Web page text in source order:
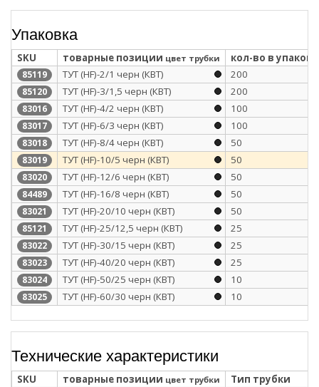
Упаковка
SKU товарные позиции цвет трубки кол-во в
85119 ТУТ (HF)-2/1 черн (КВТ) 200
85120 ТУТ (HF)-3/1,5 черн (КВТ) 200
83016 ТУТ (HF)-4/2 черн (КВТ) 100
83017 ТУТ (HF)-6/3 черн (КВТ) 100
83018 ТУТ (HF)-8/4 черн (КВТ) 50
83019 ТУТ (HF)-10/5 черн (КВТ) 50
83020 ТУТ (HF)-12/6 черн (КВТ) 50
84489 ТУТ (HF)-16/8 черн (КВТ) 50
83021 ТУТ (HF)-20/10 черн (КВТ) 50
85121 ТУТ (HF)-25/12,5 черн (КВТ) 25
83022 ТУТ (HF)-30/15 черн (КВТ) 25
83023 ТУТ (HF)-40/20 черн (КВТ) 25
83024 ТУТ (HF)-50/25 черн (КВТ) 10
83025 ТУТ (HF)-60/30 черн (КВТ) 10
Технические характеристики
SKU товарные позиции цвет трубки Тип трубки